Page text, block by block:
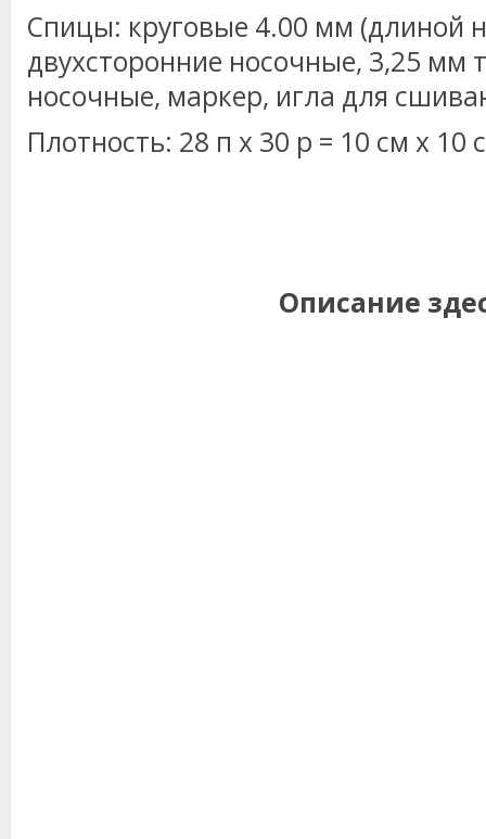
Спицы: круговые 4.00 мм (длиной
двухсторонние носочные, 3,25 мм
носочные, маркер, игла для
Плотность: 28 п х 30 р = 10 см х
Описание